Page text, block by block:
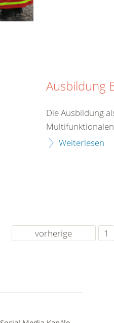
Ausbildung
Die Ausbildung
Weiterlesen
vorherige
1